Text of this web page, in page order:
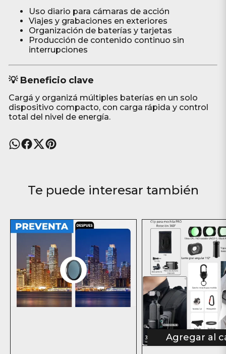
Uso diario para cámaras de acción
Viajes y grabaciones en exteriores
Organización de baterías y tarjetas
Producción de contenido continuo sin
interrupciones
💡 Beneficio clave
Cargá y organizá múltiples baterías en un solo
dispositivo compacto, con carga rápida y control
total del nivel de energía.
Te puede interesar también
Agregar al